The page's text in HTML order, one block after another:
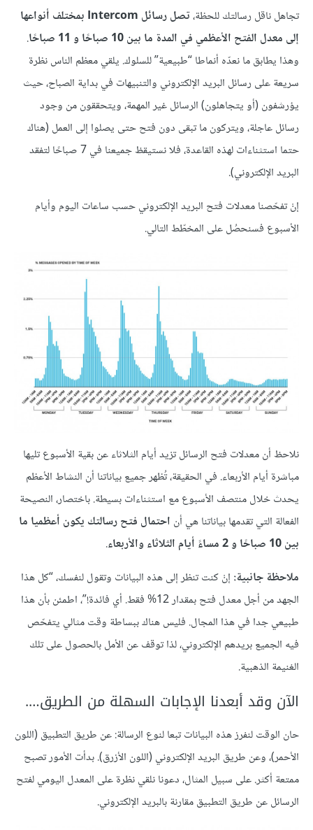
تجاهل ناقل رسالتك للحظة،
تصل رسائل Intercom بمختلف أنواعها
إلى معدل الفتح الأعظمي في المدة ما بين 10 صباحًا و 11 صباحًا
.
وهذا يطابق ما نعدّه أنماطا “طبيعية” للسلوك. يلقي معظم الناس نظرة
سريعة على رسائل البريد الإلكتروني والتنبيهات في بداية الصباح، حيث
يؤرشفون (أو يتجاهلون) الرسائل غير المهمة، ويتحققون من وجود
رسائل عاجلة، ويتركون ما تبقى دون فتح حتى يصلوا إلى العمل (هناك
حتما استثناءات لهذه القاعدة، فلا نستيقظ جميعنا في 7 صباحًا لتفقد
البريد الإلكتروني).
إنْ تفحّصنا معدلات فتح البريد الإلكتروني حسب ساعات اليوم وأيام
الأسبوع فسنحصُل على المخطّط التالي.
نلاحظ أن معدلات فتح الرسائل تزيد أيام الثلاثاء عن بقية الأسبوع تليها
مباشرة أيام الأربعاء. في الحقيقة، تُظهر جميع بياناتنا أن النشاط الأعظم
يحدث خلال منتصف الأسبوع مع استثناءات بسيطة. باختصار، النصيحة
الفعالة التي تقدمها بياناتنا هي أن احتمال فتح رسالتك يكون أعظميا ما
بين 10 صباحًا و 2 مساءً أيام الثلاثاء والأربعاء
.
ملاحظة جانبية: إنْ كنت تنظر إلى هذه البيانات وتقول لنفسك، “كل هذا
الجهد من أجل معدل فتح بمقدار 12% فقط. أي فائدة!”، اطمئن بأن هذا
طبيعي جدا في هذا المجال. فليس هناك ببساطة وقت مثالي يتفحّص
فيه الجميع بريدهم الإلكتروني، لذا توقف عن الأمل بالحصول على تلك
الغنيمة الذهبية.
الآن وقد أبعدنا الإجابات السهلة من الطريق….
حان الوقت لنفرز هذه البيانات تبعا لنوع الرسالة: عن طريق التطبيق (اللون
الأحمر)، وعن طريق البريد الإلكتروني (اللون الأزرق). بدأت الأمور تصبح
ممتعة أكثر. على سبيل المثال، دعونا نلقي نظرة على المعدل اليومي لفتح
الرسائل عن طريق التطبيق مقارنة بالبريد الإلكتروني.